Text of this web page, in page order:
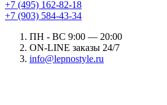
+7 (495) 162-82-18
+7 (903) 584-43-34
ПН - ВС 9:00 — 20:00
ON-LINE заказы 24/7
info@lepnostyle.ru